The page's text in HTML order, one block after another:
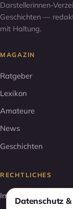
Darstellerinnen-
Geschichten —
mit Haltung.
MAGAZIN
Ratgeber
Lexikon
Amateure
News
Geschichten
RECHTLICHES
Impressum
Datenschutz